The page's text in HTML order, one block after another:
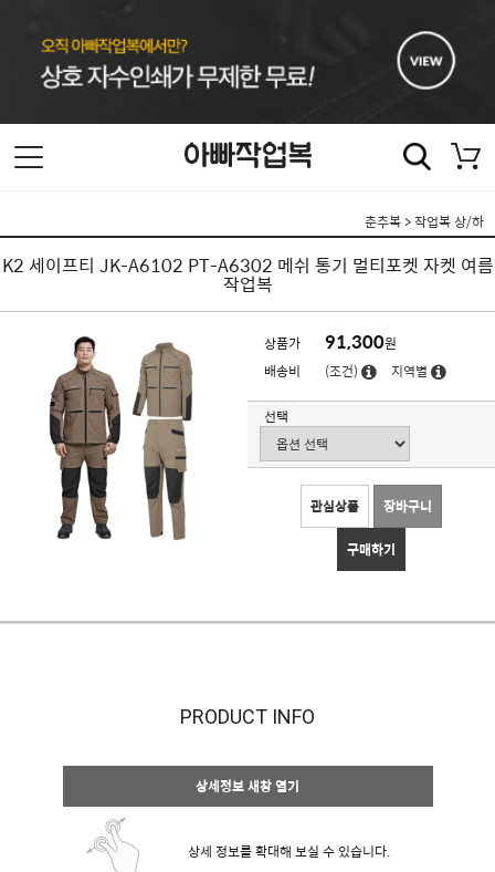
춘추복>작업복 상/하
K2 세이프티 JK-A6102 PT-A6302 메쉬 통기 멀티포켓 자켓 여름
작업복
상품가 91,300원
배송비
(조건) 지역별
선택
관심상품 장바구니
구매하기
PRODUCT INFO
상세정보 새창 열기
상세 정보를 확대해 보실 수 있습니다.